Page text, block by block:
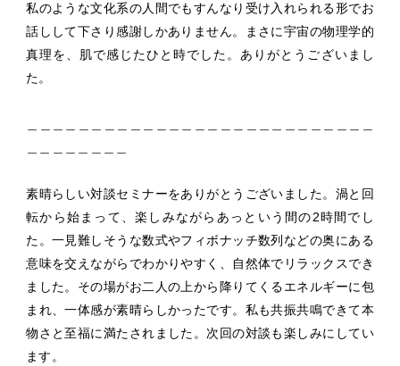
私のような文化系の人間でもすんなり受け入れられる形でお
話しして下さり感謝しかありません。まさに宇宙の物理学的
真理を、肌で感じたひと時でした。ありがとうございまし
た。
素晴らしい対談セミナーをありがとうございました。渦と回
転から始まって、楽しみながらあっという間の2時間でし
た。一見難しそうな数式やフィボナッチ数列などの奥にある
意味を交えながらでわかりやすく、自然体でリラックスでき
ました。その場がお二人の上から降りてくるエネルギーに包
まれ、一体感が素晴らしかったです。私も共振共鳴できて本
物さと至福に満たされました。次回の対談も楽しみにしてい
ます。